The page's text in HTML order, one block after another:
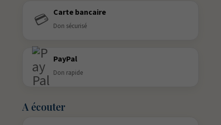
💳 Carte bancaire
Don sécurisé
PayPal
Don rapide
A écouter